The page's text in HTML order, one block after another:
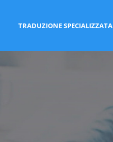
TRADUZIONE SPECIALIZZATA